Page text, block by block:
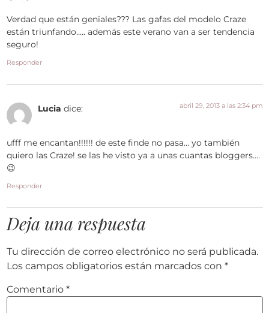
Verdad que están geniales??? Las gafas del modelo Craze
están triunfando….. además este verano van a ser tendencia
seguro!
Responder
Lucia dice: abril 29, 2013 a las 2:34 pm
ufff me encantan!!!!!! de este finde no pasa… yo también
quiero las Craze! se las he visto ya a unas cuantas bloggers….
😉
Responder
Deja una respuesta
Tu dirección de correo electrónico no será publicada.
Los campos obligatorios están marcados con *
Comentario *